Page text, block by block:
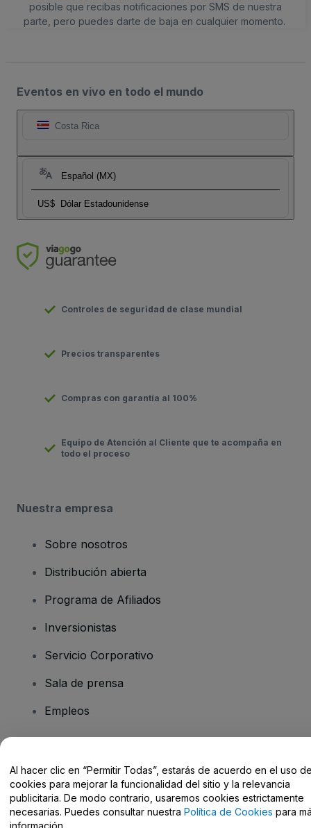
posible que recibas notificaciones por SMS de nuestra
parte, pero puedes darte de baja en cualquier momento.
Eventos en vivo en todo el mundo
Costa Rica
Español (MX)
US$ Dólar Estadounidense
Controles de seguridad de clase mundial
Precios transparentes
Compras con garantía al 100%
Equipo de Atención al Cliente que te acompaña en
todo el proceso
Nuestra empresa
Sobre nosotros
Distribución abierta
Programa de Afiliados
Inversionistas
Servicio Corporativo
Sala de prensa
Empleos
Centro de Ayuda / Contacto
Al hacer clic en “Permitir Todas”, estarás de acuerdo en el uso
cookies para mejorar la funcionalidad del sitio y la relevancia
publicitaria. De modo contrario, usaremos cookies estrictamente
necesarias. Puedes consultar nuestra Política de Cookies para
información.